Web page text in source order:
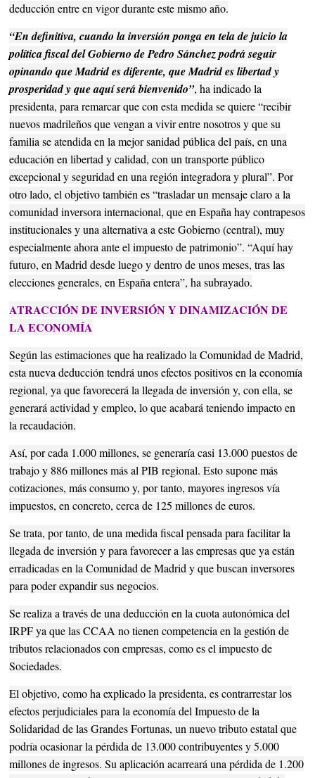
deducción entre en vigor durante este mismo año.
“En definitiva, cuando la inversión ponga en tela de juicio la
política fiscal del Gobierno de Pedro Sánchez podrá seguir
opinando que Madrid es diferente, que Madrid es libertad y
prosperidad y que aquí será bienvenido”, ha indicado la
presidenta, para remarcar que con esta medida se quiere “recibir
nuevos madrileños que vengan a vivir entre nosotros y que su
familia se atendida en la mejor sanidad pública del país, en una
educación en libertad y calidad, con un transporte público
excepcional y seguridad en una región integradora y plural”. Por
otro lado, el objetivo también es “trasladar un mensaje claro a la
comunidad inversora internacional, que en España hay contrapesos
institucionales y una alternativa a este Gobierno (central), muy
especialmente ahora ante el impuesto de patrimonio”. “Aquí hay
futuro, en Madrid desde luego y dentro de unos meses, tras las
elecciones generales, en España entera”, ha subrayado.
ATRACCIÓN DE INVERSIÓN Y DINAMIZACIÓN DE
LA ECONOMÍA
Según las estimaciones que ha realizado la Comunidad de Madrid,
esta nueva deducción tendrá unos efectos positivos en la economía
regional, ya que favorecerá la llegada de inversión y, con ella, se
generará actividad y empleo, lo que acabará teniendo impacto en
la recaudación.
Así, por cada 1.000 millones, se generaría casi 13.000 puestos de
trabajo y 886 millones más al PIB regional. Esto supone más
cotizaciones, más consumo y, por tanto, mayores ingresos vía
impuestos, en concreto, cerca de 125 millones de euros.
Se trata, por tanto, de una medida fiscal pensada para facilitar la
llegada de inversión y para favorecer a las empresas que ya están
erradicadas en la Comunidad de Madrid y que buscan inversores
para poder expandir sus negocios.
Se realiza a través de una deducción en la cuota autonómica del
IRPF ya que las CCAA no tienen competencia en la gestión de
tributos relacionados con empresas, como es el impuesto de
Sociedades.
El objetivo, como ha explicado la presidenta, es contrarrestar los
efectos perjudiciales para la economía del Impuesto de la
Solidaridad de las Grandes Fortunas, un nuevo tributo estatal que
podría ocasionar la pérdida de 13.000 contribuyentes y 5.000
millones de ingresos. Su aplicación acarreará una pérdida de 1.200